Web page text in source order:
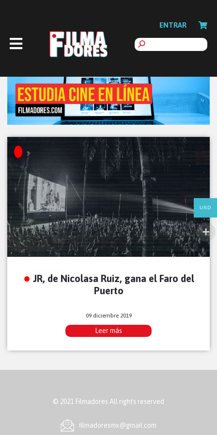
ENTRAR
JR, de Nicolasa Ruiz, gana el Faro del
Puerto
09 diciembre 2019
Leer más
© 2021 Filmadores All rights reserved
ﬁlmadoresmx@gmail.com
USD